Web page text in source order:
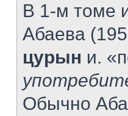
В 1-м томе
Абаева
цурын и.
Обычно